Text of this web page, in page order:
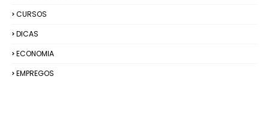
CURSOS
DICAS
ECONOMIA
EMPREGOS